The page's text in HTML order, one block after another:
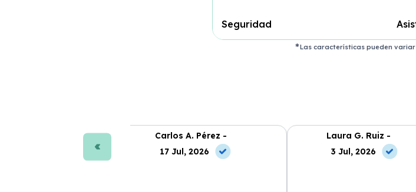
Seguridad
Las características pueden
Carlos A. Pérez -
17 Jul, 2026
Laura G. Ruiz -
3 Jul, 2026